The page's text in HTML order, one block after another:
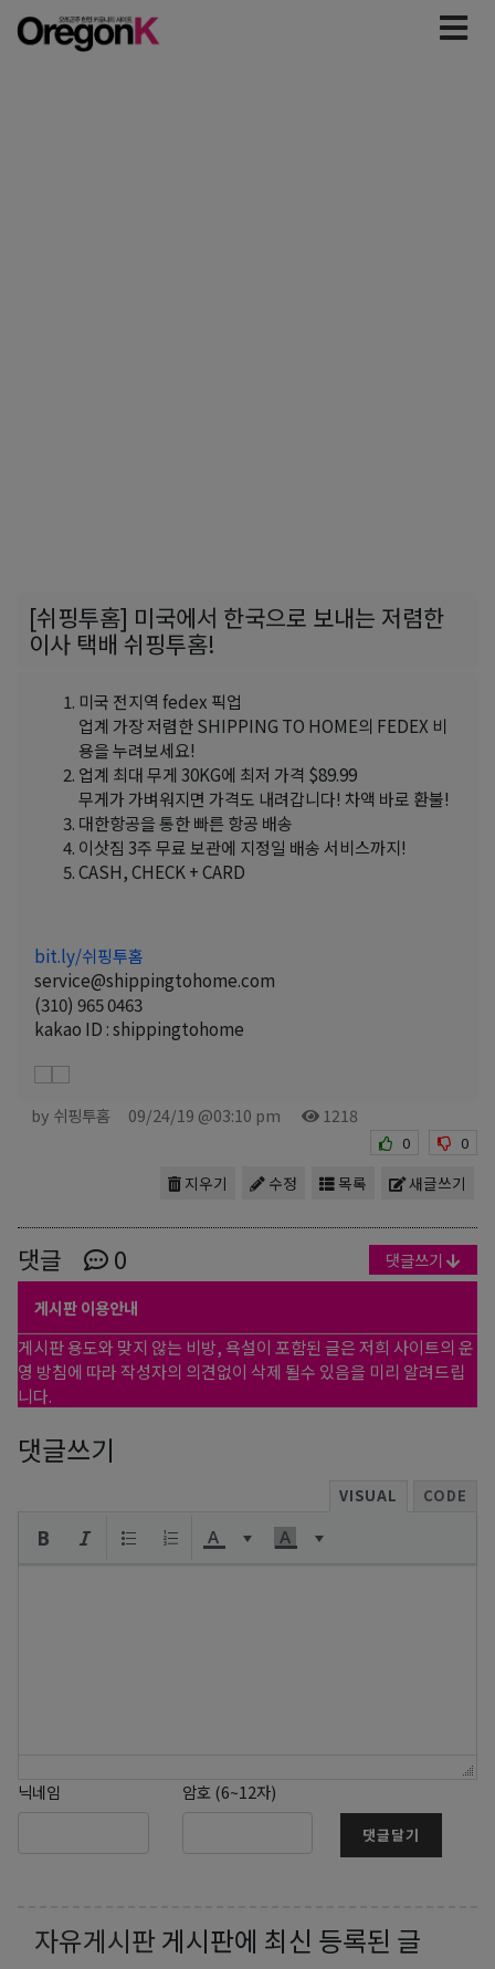
[쉬핑투홈] 미국에서 한국으로 보내는 저렴한
이사 택배 쉬핑투홈!
미국 전지역 fedex 픽업
업계 가장 저렴한 SHIPPING TO HOME의 FEDEX 비
용을 누려보세요!
업계 최대 무게 30KG에 최저 가격 $89.99
무게가 가벼워지면 가격도 내려갑니다! 차액 바로 환불!
대한항공을 통한 빠른 항공 배송
이삿짐 3주 무료 보관에 지정일 배송 서비스까지!
CASH, CHECK + CARD
bit.ly/쉬핑투홈
service@shippingtohome.com
(310) 965 0463
kakao ID : shippingtohome
by 쉬핑투홈 09/24/19 @03:10 pm 1218
0 0
새글쓰기
목록
수정
지우기
댓글 0 댓글쓰기
게시판 이용안내
게시판 용도와 맞지 않는 비방, 욕설이 포함된 글은 저희 사이트의 운
영 방침에 따라 작성자의 의견없이 삭제 될수 있음을 미리 알려드립
니다.
댓글쓰기
VISUAL CODE
닉네임 암호 (6~12자)
댓글달기
자유게시판 게시판에 최신 등록된 글